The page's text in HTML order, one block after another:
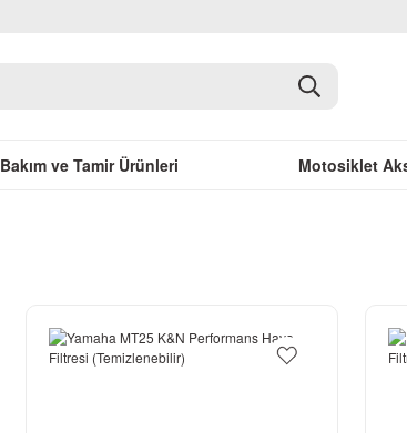
Bakım ve Tamir Ürünleri Motosiklet